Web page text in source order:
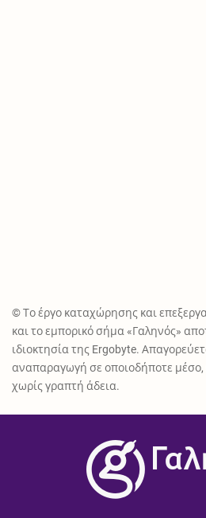
© Το έργο καταχώρησης και
και το εμπορικό σήμα «Γαληνός»
ιδιοκτησία της Ergobyte.
αναπαραγωγή σε οποιοδήποτε
χωρίς γραπτή άδεια.